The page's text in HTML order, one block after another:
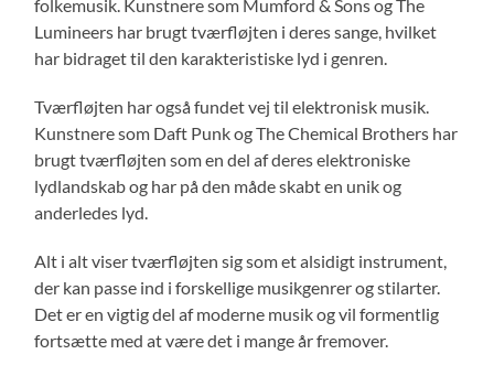
folkemusik. Kunstnere som Mumford & Sons og The
Lumineers har brugt tværfløjten i deres sange, hvilket
har bidraget til den karakteristiske lyd i genren.
Tværfløjten har også fundet vej til elektronisk musik.
Kunstnere som Daft Punk og The Chemical Brothers har
brugt tværfløjten som en del af deres elektroniske
lydlandskab og har på den måde skabt en unik og
anderledes lyd.
Alt i alt viser tværfløjten sig som et alsidigt instrument,
der kan passe ind i forskellige musikgenrer og stilarter.
Det er en vigtig del af moderne musik og vil formentlig
fortsætte med at være det i mange år fremover.